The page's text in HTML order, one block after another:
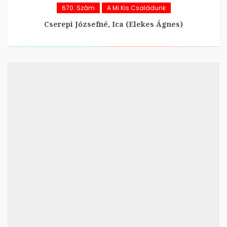
670. Szám A Mi Kis Családunk
Cserepi Józsefné, Ica (Elekes Ágnes)